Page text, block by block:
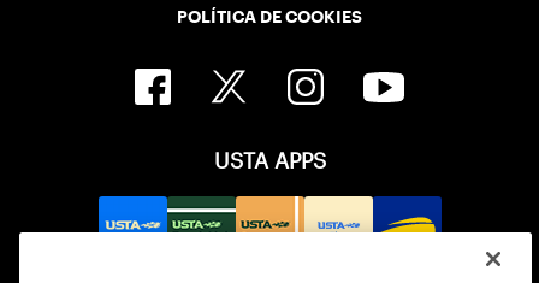
POLÍTICA DE COOKIES
USTA APPS